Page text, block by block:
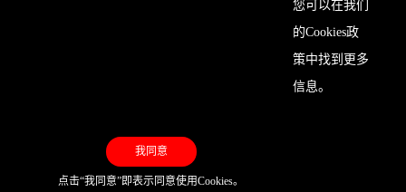
您可以在我们
的Cookies政
策中找到更多
信息。
我同意
点击“我同意”即表示同意使用Cookies。